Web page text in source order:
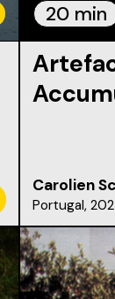
20 min
Carolien
Portugal,